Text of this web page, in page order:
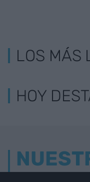
LOS MÁS
HOY